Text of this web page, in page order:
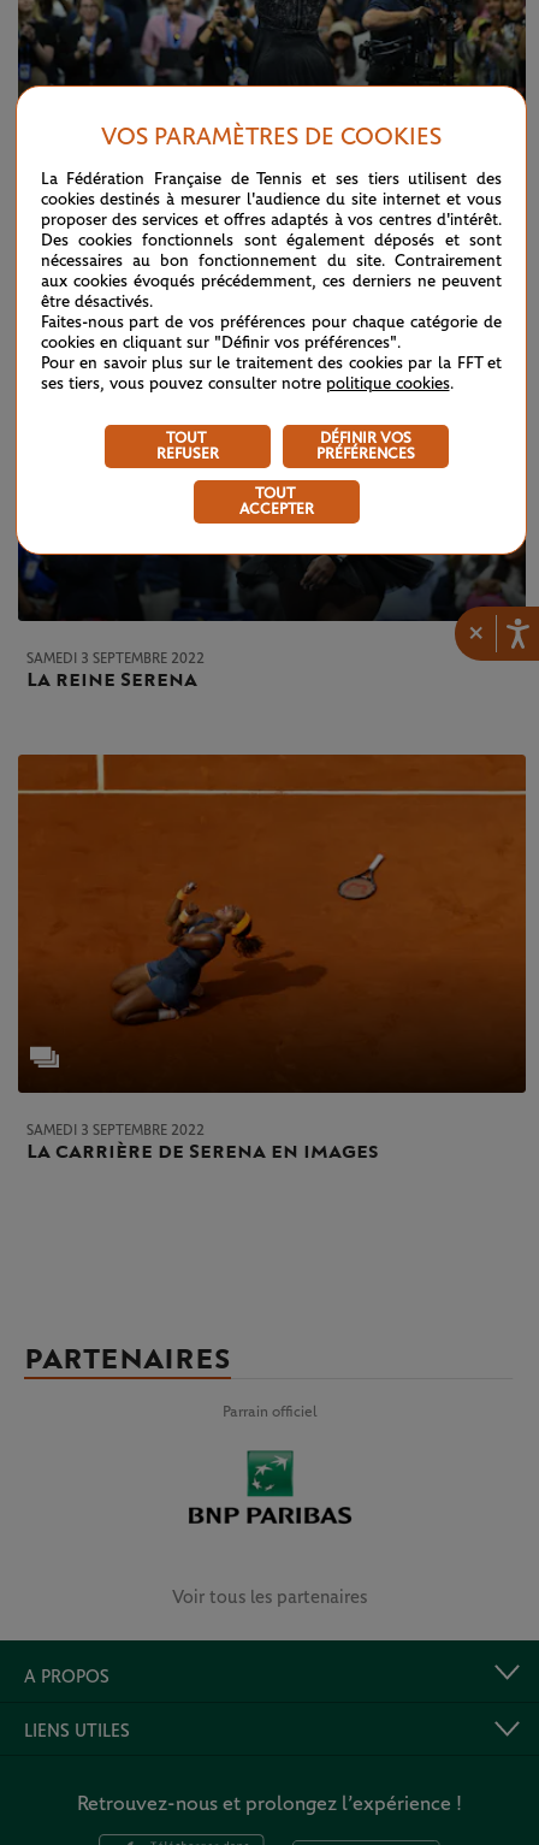
×
SAMEDI 3 SEPTEMBRE 2022
US Open 2022 : la dernière danse de Serena
SAMEDI 3 SEPTEMBRE 2022
La reine Serena
SAMEDI 3 SEPTEMBRE 2022
La carrière de Serena en images
PARTENAIRES
Parrain officiel
Voir tous les partenaires
A PROPOS
LIENS UTILES
Retrouvez-nous et prolongez l’expérience !
VOS PARAMÈTRES DE COOKIES
La Fédération Française de Tennis et ses tiers utilisent des
cookies destinés à mesurer l'audience du site internet et vous
proposer des services et offres adaptés à vos centres d'intérêt.
Des cookies fonctionnels sont également déposés et sont
nécessaires au bon fonctionnement du site. Contrairement
aux cookies évoqués précédemment, ces derniers ne peuvent
être désactivés.
Faites-nous part de vos préférences pour chaque catégorie de
cookies en cliquant sur "Définir vos préférences".
Pour en savoir plus sur le traitement des cookies par la FFT et
ses tiers, vous pouvez consulter notre politique cookies.
TOUT
REFUSER
DÉFINIR VOS
PRÉFÉRENCES
TOUT
ACCEPTER